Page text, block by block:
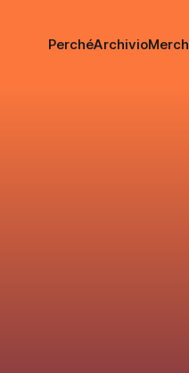
PerchéArchivioMerch